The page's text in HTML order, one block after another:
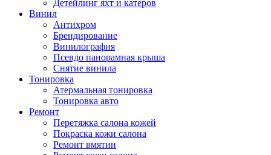
Детейлинг яхт и катеров
Винил
Антихром
Брендирование
Винилография
Псевдо панорамная крыша
Снятие винила
Тонировка
Атермальная тонировка
Тонировка авто
Ремонт
Перетяжка салона кожей
Покраска кожи салона
Ремонт вмятин